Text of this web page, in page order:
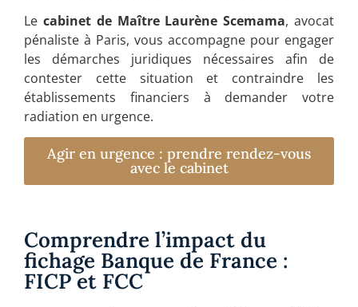
Le cabinet de Maître Laurène Scemama, avocat
pénaliste à Paris, vous accompagne pour engager
les démarches juridiques nécessaires afin de
contester cette situation et contraindre les
établissements financiers à demander votre
radiation en urgence.
Agir en urgence : prendre rendez-vous
avec le cabinet
Comprendre l’impact du
fichage Banque de France :
FICP et FCC